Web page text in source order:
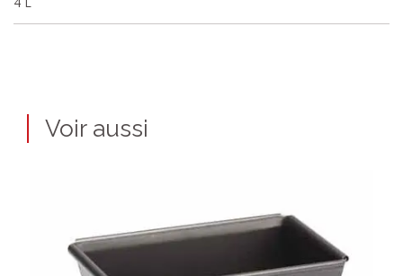
Voir aussi